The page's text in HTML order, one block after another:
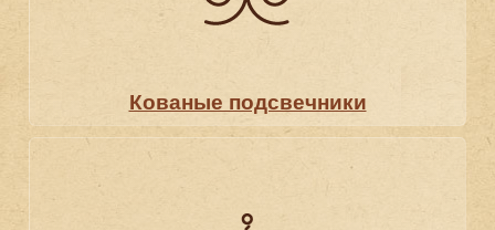
Кованые подсвечники